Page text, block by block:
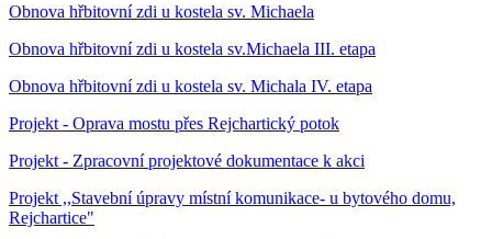
Obnova hřbitovní zdi u kostela sv. Michaela
Obnova hřbitovní zdi u kostela sv.Michaela III. etapa
Obnova hřbitovní zdi u kostela sv. Michala IV. etapa
Projekt - Oprava mostu přes Rejchartický potok
Projekt - Zpracovní projektové dokumentace k akci
Projekt ,,Stavební úpravy místní komunikace- u bytového domu,
Rejchartice"